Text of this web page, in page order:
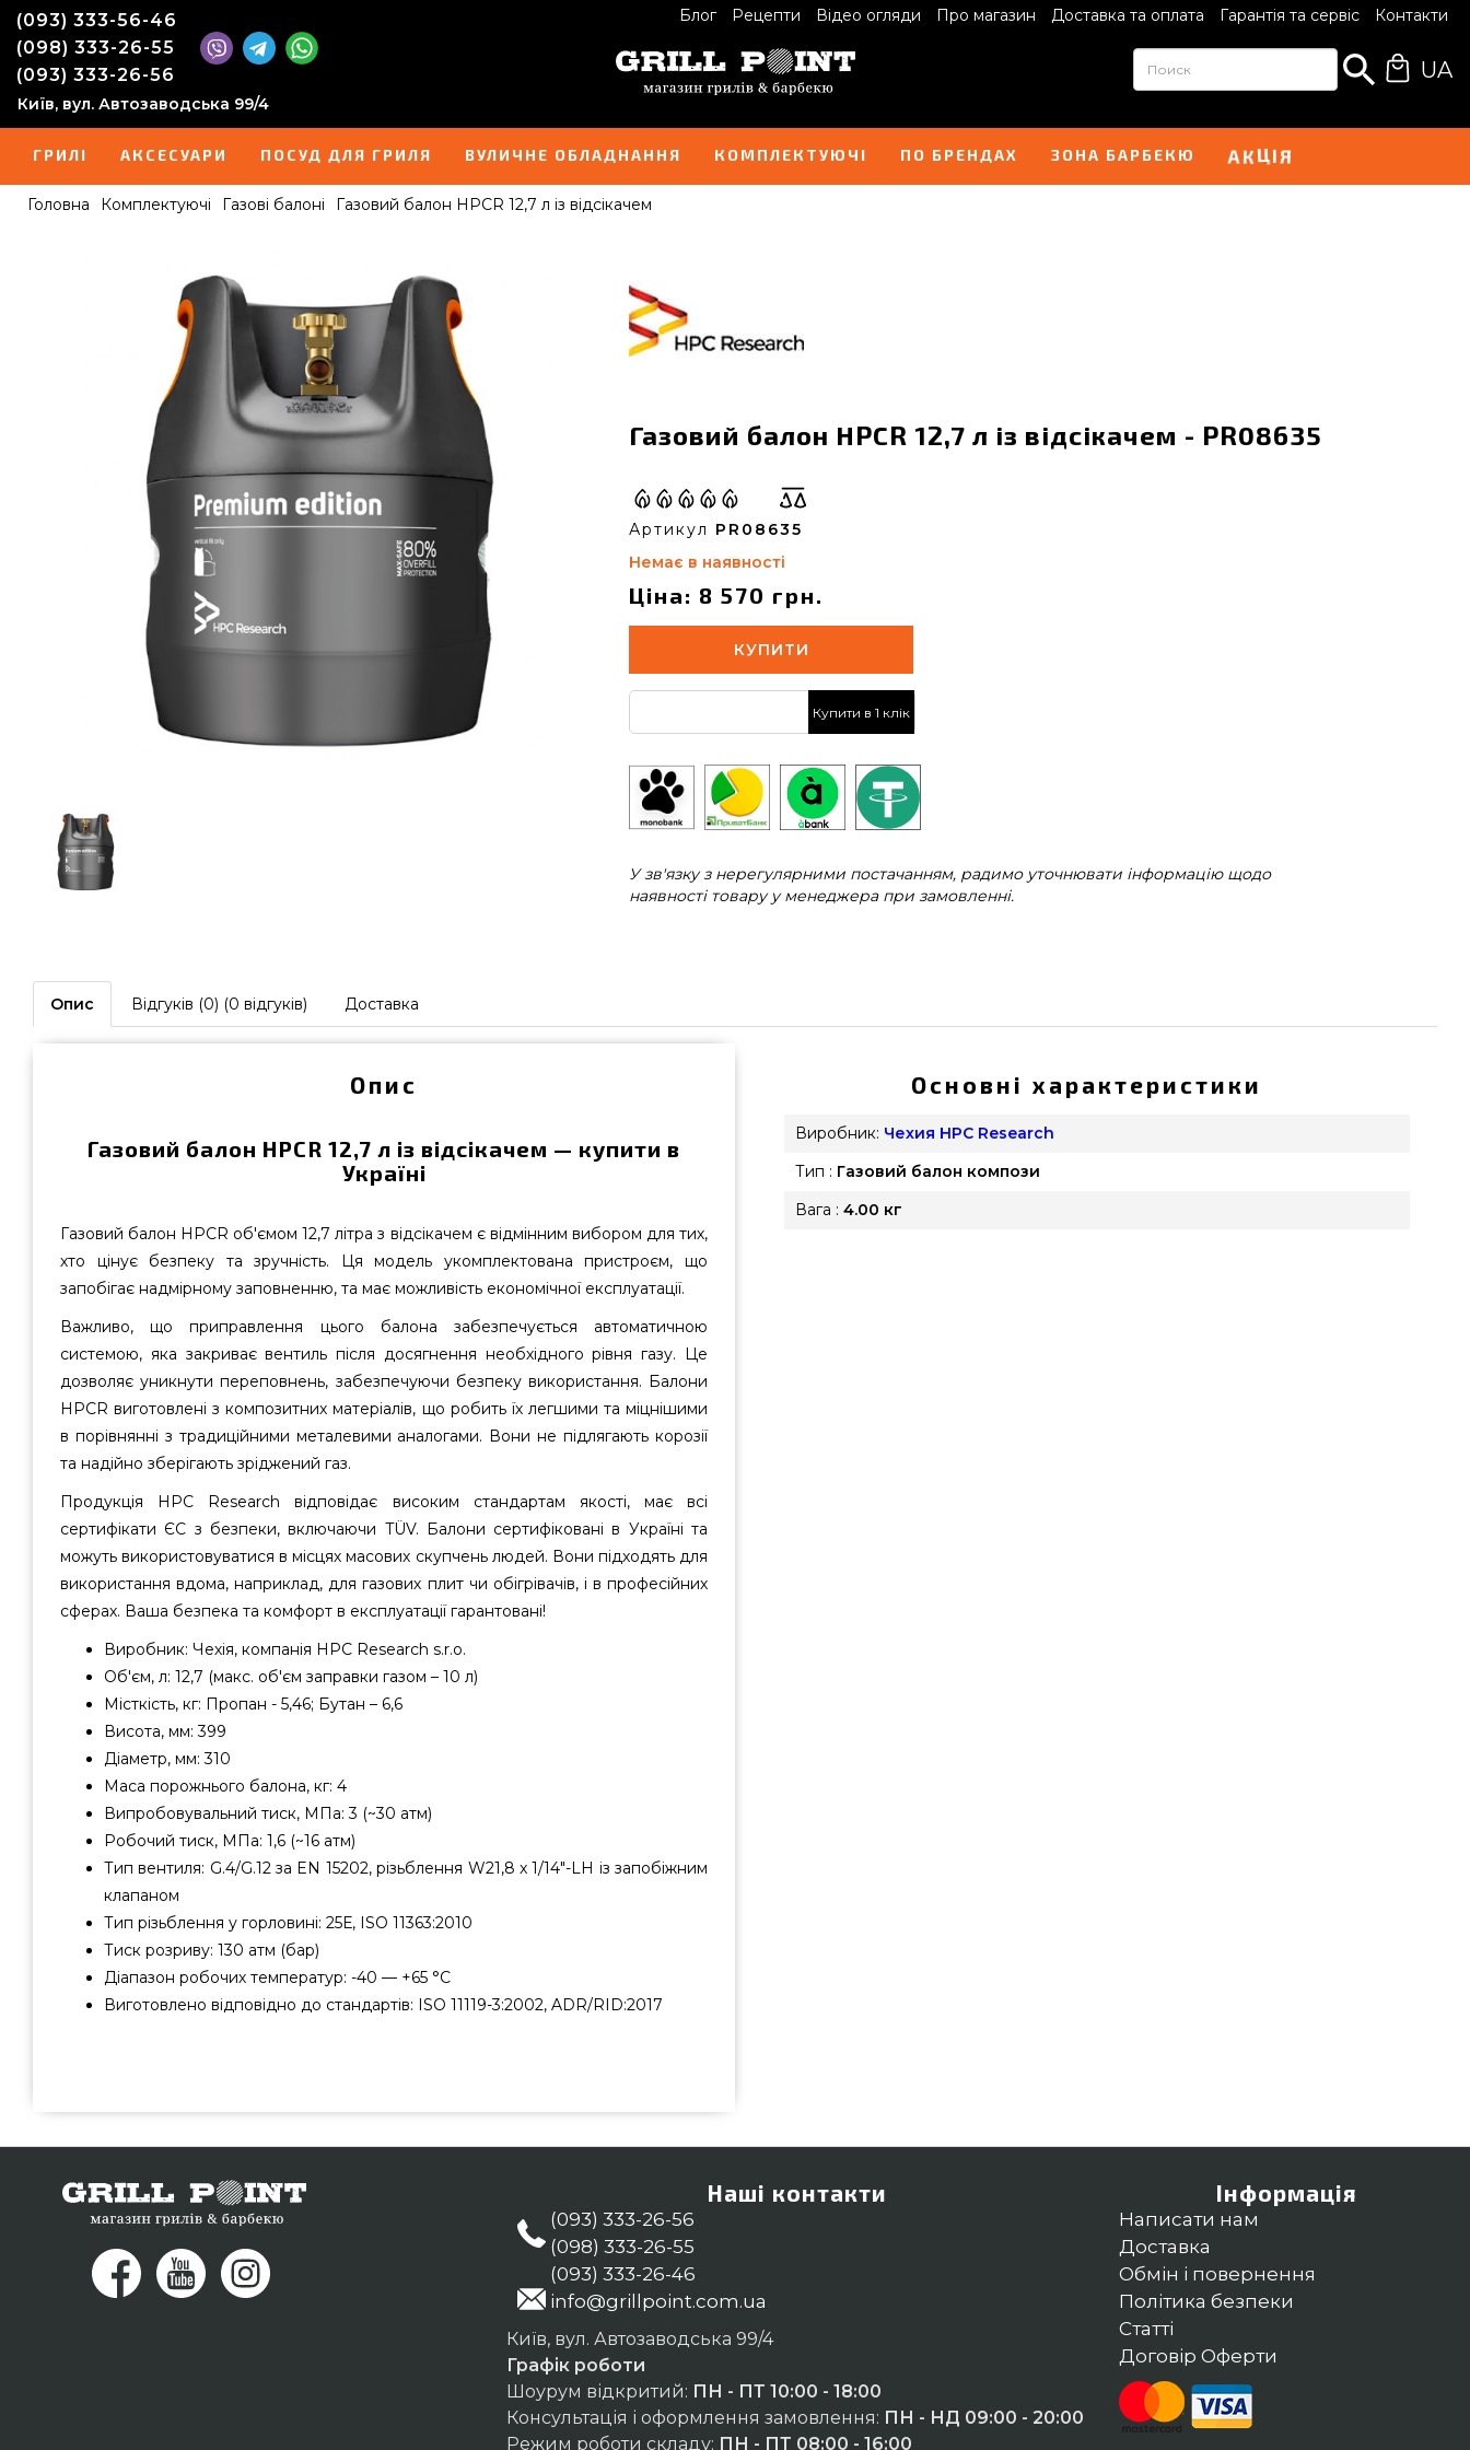
Блог Рецепти Відео огляди Про магазин Доставка та оплата Гарантія та сервіс Контакти
(093) 333-56-46
(098) 333-26-55
(093) 333-26-56
Київ, вул. Автозаводська 99/4
UA
ГРИЛІ АКСЕСУАРИ ПОСУД ДЛЯ ГРИЛЯ ВУЛИЧНЕ ОБЛАДНАННЯ КОМПЛЕКТУЮЧІ ПО БРЕНДАХ ЗОНА БАРБЕКЮ АКЦІЯ
Головна Комплектуючі Газові балоні Газовий балон HPCR 12,7 л із відсікачем
Газовий балон HPCR 12,7 л із відсікачем - PR08635
Артикул PR08635
Немає в наявності
Ціна: 8 570 грн.
КУПИТИ
Купити в 1 клік
У зв'язку з нерегулярними постачанням, радимо уточнювати інформацію щодо
наявності товару у менеджера при замовленні.
Опис Відгуків (0) (0 відгуків) Доставка
Опис
Газовий балон HPCR 12,7 л із відсікачем — купити в
Україні
Газовий балон HPCR об'ємом 12,7 літра з відсікачем є відмінним вибором для тих,
хто цінує безпеку та зручність. Ця модель укомплектована пристроєм, що
запобігає надмірному заповненню, та має можливість економічної експлуатації.
Важливо, що приправлення цього балона забезпечується автоматичною
системою, яка закриває вентиль після досягнення необхідного рівня газу. Це
дозволяє уникнути переповнень, забезпечуючи безпеку використання. Балони
HPCR виготовлені з композитних матеріалів, що робить їх легшими та міцнішими
в порівнянні з традиційними металевими аналогами. Вони не підлягають корозії
та надійно зберігають зріджений газ.
Продукція HPC Research відповідає високим стандартам якості, має всі
сертифікати ЄС з безпеки, включаючи TÜV. Балони сертифіковані в Україні та
можуть використовуватися в місцях масових скупчень людей. Вони підходять для
використання вдома, наприклад, для газових плит чи обігрівачів, і в професійних
сферах. Ваша безпека та комфорт в експлуатації гарантовані!
Виробник: Чехія, компанія HPC Research s.r.o.
Об'єм, л: 12,7 (макс. об'єм заправки газом – 10 л)
Місткість, кг: Пропан - 5,46; Бутан – 6,6
Висота, мм: 399
Діаметр, мм: 310
Маса порожнього балона, кг: 4
Випробовувальний тиск, МПа: 3 (~30 атм)
Робочий тиск, МПа: 1,6 (~16 атм)
Тип вентиля: G.4/G.12 за EN 15202, різьблення W21,8 x 1/14″-LH із запобіжним
клапаном
Тип різьблення у горловині: 25Е, ISO 11363:2010
Тиск розриву: 130 атм (бар)
Діапазон робочих температур: -40 — +65 °C
Виготовлено відповідно до стандартів: ISO 11119-3:2002, ADR/RID:2017
онлайн каталозі грилів та мангалів Гриль Поінт. Привабливі пропозиції на Газові балоні
в каталозі Гриль Поінт. Напишіть прямо зараз нашим фахівцям на телефонний номер
Херсон, Запоріжжя
Основні характеристики
Виробник: Чехия HPC Research
Тип : Газовий балон компози
Вага : 4.00 кг
Наші контакти
(093) 333-26-56
(098) 333-26-55
(093) 333-26-46
info@grillpoint.com.ua
Київ, вул. Автозаводська 99/4
Графік роботи
Шоурум відкритий: ПН - ПТ 10:00 - 18:00
Консультація і оформлення замовлення: ПН - НД 09:00 - 20:00
Режим роботи складу: ПН - ПТ 08:00 - 16:00
Інформація
Написати нам
Доставка
Обмін і повернення
Політика безпеки
Статті
Договір Оферти